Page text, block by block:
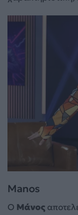
Manos
Ο Μάνος